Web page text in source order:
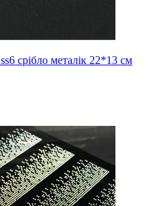
срібло металік 22*13 см